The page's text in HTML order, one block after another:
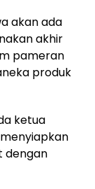
akan ada
akhir
pameran
produk
ketua
dengan